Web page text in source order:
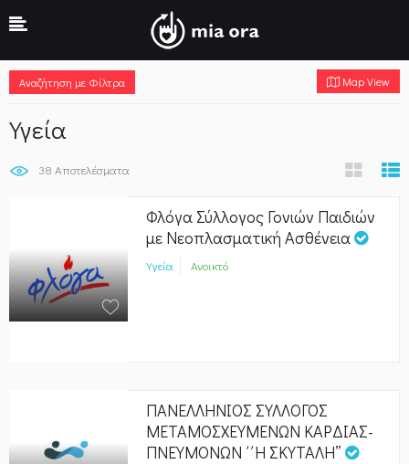
Αναζήτηση με Φίλτρα Map View
Υγεία
38 Αποτελέσματα
Φλόγα Σύλλογος Γονιών Παιδιών
με Νεοπλασματική Ασθένεια
Υγεία Ανοικτό
ΠΑΝΕΛΛΗΝΙΟΣ ΣΥΛΛΟΓΟΣ
ΜΕΤΑΜΟΣΧΕΥΜΕΝΩΝ ΚΑΡΔΙΑΣ-
ΠΝΕΥΜΟΝΩΝ ΄΄Η ΣΚΥΤΑΛΗ”